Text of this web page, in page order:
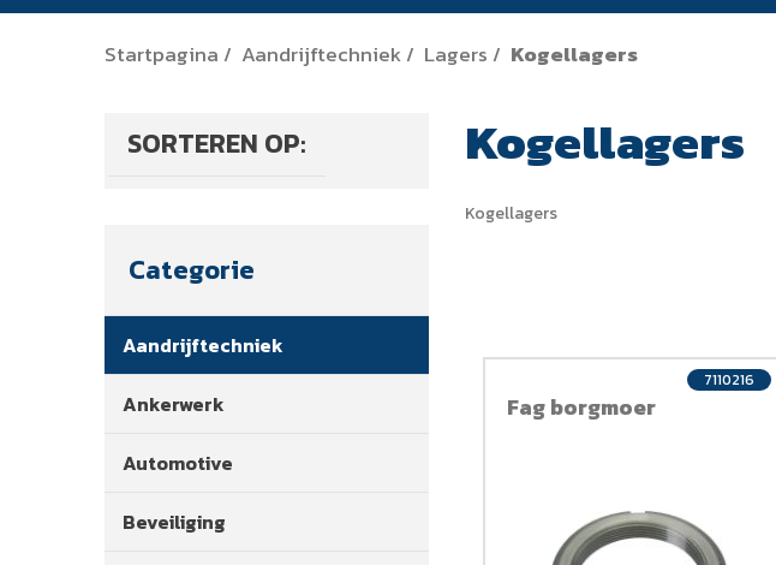
Startpagina / Aandrijftechniek / Lagers / Kogellagers
SORTEREN OP:
Categorie
Aandrijftechniek
Ankerwerk
Automotive
Beveiliging
Kogellagers
Kogellagers
Fag borgmoer
7110216